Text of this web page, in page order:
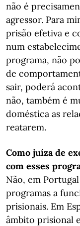
não é
agressor. Para
prisão efetiva e
num
programa, não
de
sair, poderá
não, também é
doméstica as
reatarem.
Como juíza de
com esses
Não, em
programas a
prisionais. Em
âmbito prisional